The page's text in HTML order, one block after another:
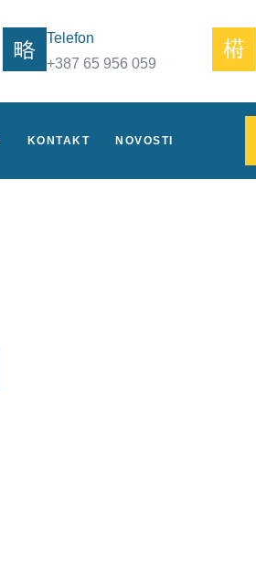
Telefon
+387 65 956 059
KONTAKT NOVOSTI